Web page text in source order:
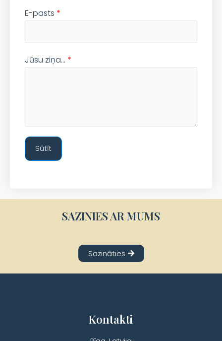
E-pasts *
Jūsu ziņa… *
Sūtīt
SAZINIES AR MUMS
Sazināties
Kontakti